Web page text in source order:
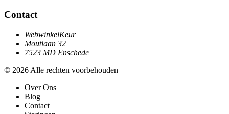
Contact
WebwinkelKeur
Moutlaan 32
7523 MD Enschede
© 2026 Alle rechten voorbehouden
Over Ons
Blog
Contact